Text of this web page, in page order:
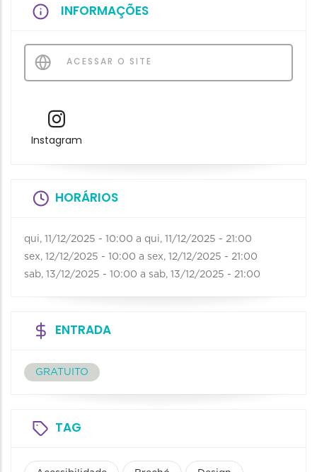
INFORMAÇÕES
ACESSAR O SITE
Instagram
HORÁRIOS
qui, 11/12/2025 - 10:00 a qui, 11/12/2025 - 21:00
sex, 12/12/2025 - 10:00 a sex, 12/12/2025 - 21:00
sab, 13/12/2025 - 10:00 a sab, 13/12/2025 - 21:00
ENTRADA
GRATUITO
TAG